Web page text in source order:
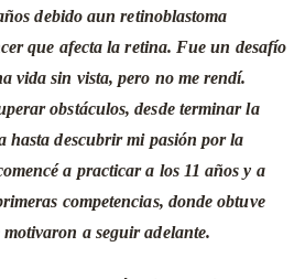
debido aun retinoblastoma
que afecta la retina. Fue un desafío
vida sin vista, pero no me rendí.
obstáculos, desde terminar la
hasta descubrir mi pasión por la
a practicar a los 11 años y a
competencias, donde obtuve
a seguir adelante.